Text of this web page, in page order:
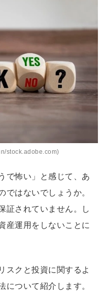
stock.adobe.com)
で怖い」と感じて、あ
ではないでしょうか。
証されていません。し
産運用をしないことに
スクと投資に関するよ
について紹介します。